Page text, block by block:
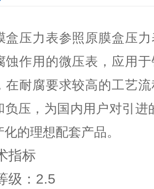
盒压力表参照原膜盒压
蚀作用的微压表，应用
在耐腐要求较高的工艺
负压，为国内用户对引
的理想配套产品。
指标
级：2.5